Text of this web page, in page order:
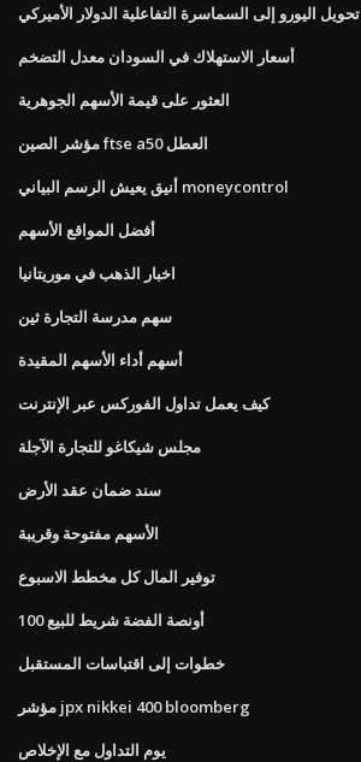
تحويل اليورو إلى السماسرة التفاعلية الدولار الأميركي
أسعار الاستهلاك في السودان معدل التضخم
العثور على قيمة الأسهم الجوهرية
مؤشر الصين ftse a50 العطل
أنيق يعيش الرسم البياني moneycontrol
أفضل المواقع الأسهم
اخبار الذهب في موريتانيا
سهم مدرسة التجارة ثين
أسهم أداء الأسهم المقيدة
كيف يعمل تداول الفوركس عبر الإنترنت
مجلس شيكاغو للتجارة الآجلة
سند ضمان عقد الأرض
الأسهم مفتوحة وقريبة
توفير المال كل مخطط الاسبوع
100 أونصة الفضة شريط للبيع
خطوات إلى اقتباسات المستقبل
مؤشر jpx nikkei 400 bloomberg
يوم التداول مع الإخلاص